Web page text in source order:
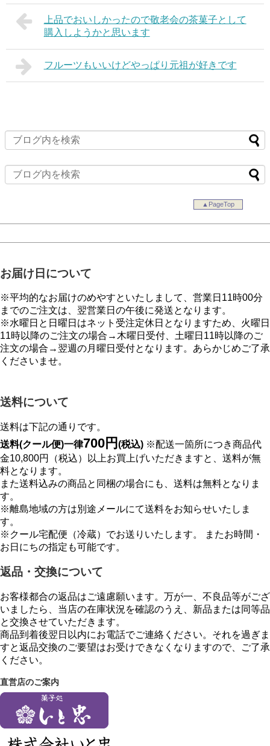
上品でおいしかったので敬老会の茶菓子として
購入しようかと思います
フルーツもいいけどやっぱり元祖が好きです
▲PageTop
お届け日について
※平均的なお届けのめやすといたしまして、営業日11時00分
までのご注文は、翌営業日の午後に発送となります。
※水曜日と日曜日はネット受注定休日となりますため、火曜日
11時以降のご注文の場合→木曜日受付、土曜日11時以降のご
注文の場合→翌週の月曜日受付となります。あらかじめご了承
くださいませ。
送料について
送料は下記の通りです。
送料(クール便)一律700円 (税込) ※配送一箇所につき商品代
金10,800円（税込）以上お買上げいただきますと、送料が無
料となります。
また送料込みの商品と同梱の場合にも、送料は無料となりま
す。
※離島地域の方は別途メールにて送料をお知らせいたしま
す。
※クール宅配便（冷蔵）でお送りいたします。 またお時間・
お日にちの指定も可能です。
返品・交換について
お客様都合の返品はご遠慮願います。万が一、不良品等がござ
いましたら、当店の在庫状況を確認のうえ、新品または同等品
と交換させていただきます。
商品到着後翌日以内にお電話でご連絡ください。それを過ぎま
すと返品交換のご要望はお受けできなくなりますので、ご了承
ください。
直営店のご案内